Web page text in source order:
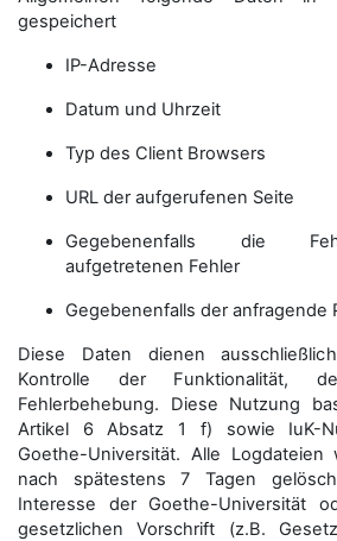
gespeichert
IP-Adresse
Datum und Uhrzeit
Typ des Client Browsers
URL der aufgerufenen Seite
Gegebenenfalls die
aufgetretenen Fehler
Gegebenenfalls der anfragende
Diese Daten dienen
Kontrolle der Funktionalität,
Fehlerbehebung. Diese Nutzung
Artikel 6 Absatz 1 f) sowie IuK-
Goethe-Universität. Alle Logdateien
nach spätestens 7 Tagen
Interesse der Goethe-Universität
gesetzlichen Vorschrift (z.B.